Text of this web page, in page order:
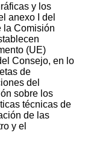
y los
anexo I del
la Comisión
(UE)
Consejo, en lo
de
del
sobre los
técnicas de
de las
y el